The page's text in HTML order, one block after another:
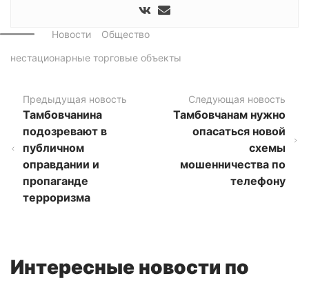
Новости
Общество
нестационарные торговые объекты
Предыдущая новость
Тамбовчанина
подозревают в
публичном
оправдании и
пропаганде
терроризма
Следующая новость
Тамбовчанам нужно
опасаться новой
схемы
мошенничества по
телефону
Интересные новости по